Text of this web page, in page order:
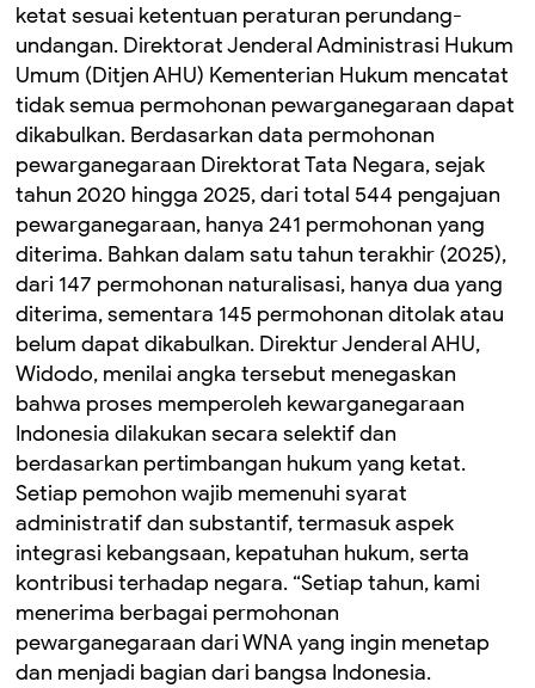
ketat sesuai ketentuan peraturan perundang-
undangan. Direktorat Jenderal Administrasi Hukum
Umum (Ditjen AHU) Kementerian Hukum mencatat
tidak semua permohonan pewarganegaraan dapat
dikabulkan. Berdasarkan data permohonan
pewarganegaraan Direktorat Tata Negara, sejak
tahun 2020 hingga 2025, dari total 544 pengajuan
pewarganegaraan, hanya 241 permohonan yang
diterima. Bahkan dalam satu tahun terakhir (2025),
dari 147 permohonan naturalisasi, hanya dua yang
diterima, sementara 145 permohonan ditolak atau
belum dapat dikabulkan. Direktur Jenderal AHU,
Widodo, menilai angka tersebut menegaskan
bahwa proses memperoleh kewarganegaraan
Indonesia dilakukan secara selektif dan
berdasarkan pertimbangan hukum yang ketat.
Setiap pemohon wajib memenuhi syarat
administratif dan substantif, termasuk aspek
integrasi kebangsaan, kepatuhan hukum, serta
kontribusi terhadap negara. “Setiap tahun, kami
menerima berbagai permohonan
pewarganegaraan dari WNA yang ingin menetap
dan menjadi bagian dari bangsa Indonesia.